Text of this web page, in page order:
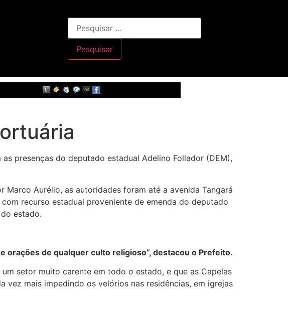
presenças do deputado estadual Adelino Follador (DEM),
Aurélio, as autoridades foram até a avenida Tangará
recurso estadual proveniente de emenda do deputado
estado.
orações de qualquer culto religioso”, destacou o Prefeito.
setor muito carente em todo o estado, e que as Capelas
mais impedindo os velórios nas residências, em igrejas